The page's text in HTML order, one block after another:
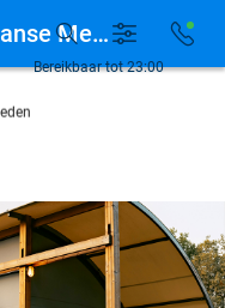
Bereikbaar tot 23:00
Meren